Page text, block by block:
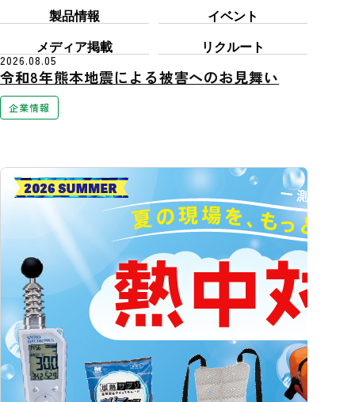
製品情報 イベント
メディア掲載 リクルート
2026.08.05
令和8年熊本地震による被害へのお見舞い
企業情報